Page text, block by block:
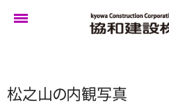
松之山の内観写真